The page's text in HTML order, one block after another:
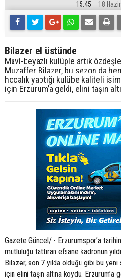
15:45 18
Bilazer el üstünde
Mavi-beyazlı kulüple artık
Muzaffer Bilazer, bu sezon da
hocalık yaptığı kulübe kaliteli
için Erzurum’a geldi, elini taşın
Gazete Güncel/ - Erzurumspor’a
mutluluğu tattıran efsane kadronun
Bilazer, son 7 yılda olduğu gibi bu
için elini taşın altına koydu. Erzurum’a